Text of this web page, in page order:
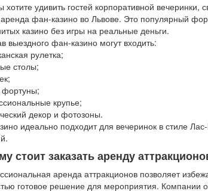
хотите удивить гостей корпоративной
аренда фан-казино во Львове. Это популярный
казино без игры на реальные деньги.
выездного фан-казино могут входить:
рулетка;
столы;
фортуны;
крупье;
декор и фотозоны.
идеально подходит для вечеринок в стиле
стоит заказать аренду
аренда аттракционов позволяет
готовое решение для мероприятия. Компании